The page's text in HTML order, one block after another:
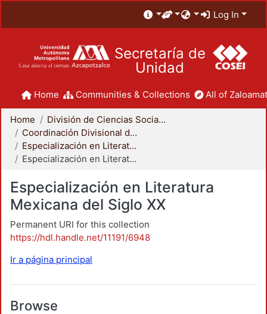
Log In
Secretaría de
Unidad
Home Communities & Collections All of
Home
División de Ciencias Sociales y Humanidades
Coordinación Divisional de Posgrado
Especialización en Literatura Mexicana del Siglo XX
Especialización en Literatura Mexicana del Siglo XX
Especialización en Literatura
Mexicana del Siglo XX
Permanent URI for this collection
https://hdl.handle.net/11191/6948
Ir a página principal
Browse